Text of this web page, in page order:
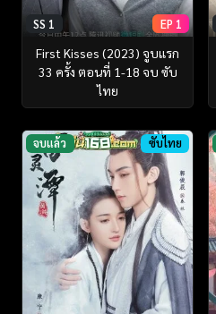
SS 1 EP 1
First Kisses (2023) จูบแรก
33 ครั้ง ตอนที่ 1-18 จบ ซับ
ไทย
จบแล้ว ซับไทย